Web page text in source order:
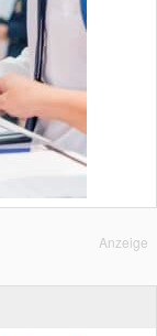
Anzeige